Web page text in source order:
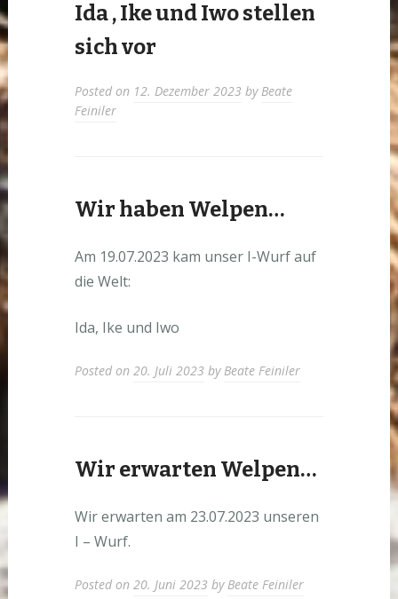
Ida , Ike und Iwo stellen
sich vor
Posted on 12. Dezember 2023 byBeate
Feiniler
Wir haben Welpen…
Am 19.07.2023 kam unser I-Wurf auf
die Welt:
Ida, Ike und Iwo
Posted on 20. Juli 2023 byBeate Feiniler
Wir erwarten Welpen…
Wir erwarten am 23.07.2023 unseren
I – Wurf.
Posted on 20. Juni 2023 byBeate Feiniler